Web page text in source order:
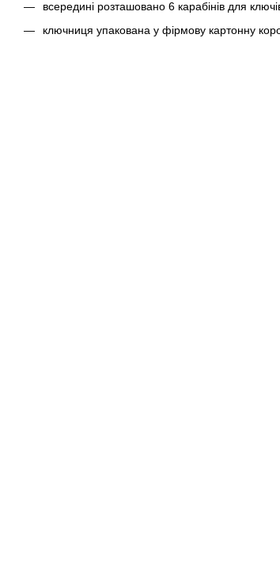
всередині розташовано 6 карабінів для
ключниця упакована у фірмову картонну